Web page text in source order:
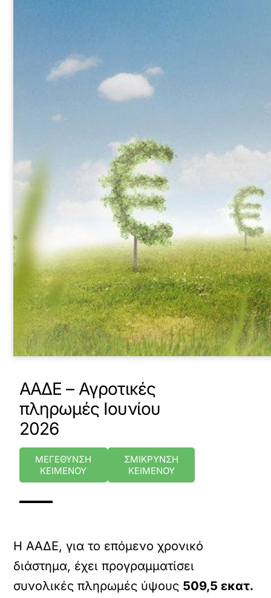
ΑΑΔΕ – Αγροτικές
πληρωμές Ιουνίου
2026
ΜΕΓΕΘΥΝΣΗ
ΚΕΙΜΕΝΟΥ
ΣΜΙΚΡΥΝΣΗ
ΚΕΙΜΕΝΟΥ
Η ΑΑΔΕ, για το επόμενο χρονικό
διάστημα, έχει προγραμματίσει
συνολικές πληρωμές ύψους 509,5 εκατ.